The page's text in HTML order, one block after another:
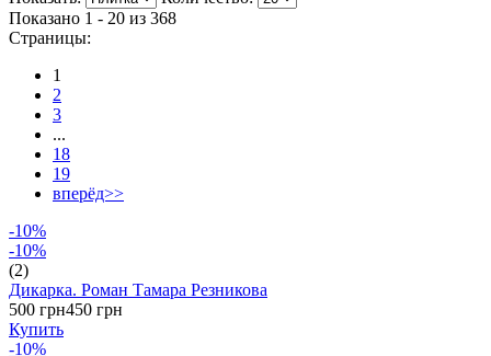
Показано 1 - 20 из 368
Страницы:
1
2
3
...
18
19
вперёд>>
-10%
-10%
(2)
Дикарка. Роман Тамара Резникова
500 грн450 грн
Купить
-10%